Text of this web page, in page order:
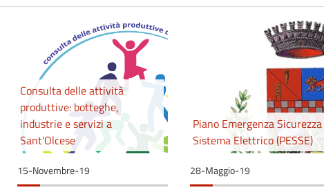
Consulta delle attività
produttive: botteghe,
industrie e servizi a
Sant'Olcese
15-Novembre-19
Piano Emergenza Sicurezza
Sistema Elettrico (PESSE)
28-Maggio-19